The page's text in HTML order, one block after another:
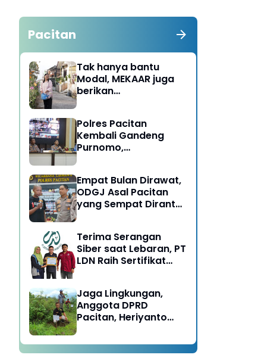
Pacitan
Tak hanya bantu
Modal, MEKAAR juga
berikan
Dapur Tetap Ngebul
Polres Pacitan
Kembali Gandeng
Purnomo,
Rehabilitasi
Empat Bulan Dirawat,
ODGJ Asal Pacitan
yang Sempat Dirantai
Terima Serangan
Siber saat Lebaran, PT
LDN Raih Sertifikat
Karesidenan Madiun
Raya
Jaga Lingkungan,
Anggota DPRD
Pacitan, Heriyanto
Tebang 100 Pohon
diganti Tanam 1000